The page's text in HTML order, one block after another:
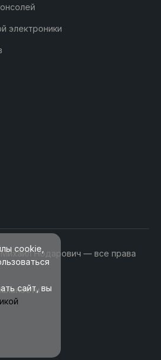
электроники
Нодарович — все права
cookie,
сайт, вы